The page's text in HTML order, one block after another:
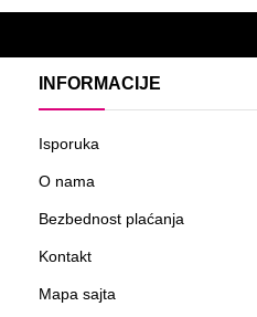
INFORMACIJE
Isporuka
O nama
Bezbednost plaćanja
Kontakt
Mapa sajta